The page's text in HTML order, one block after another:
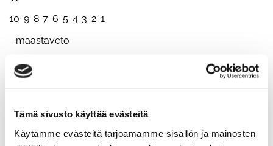
Tämä sivusto käyttää evästeitä
Käytämme evästeitä tarjoamamme sisällön ja mainosten
10-9-8-7-6-5-4-3-2-1
- maastaveto
- penkkipunnerrus